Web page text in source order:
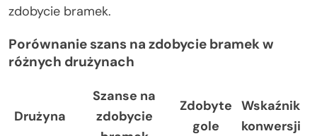
zdobycie bramek.
Porównanie szans na zdobycie bramek w
różnych drużynach
Drużyna
Szanse na
zdobycie
Zdobyte
gole
Wskaźnik
konwersji